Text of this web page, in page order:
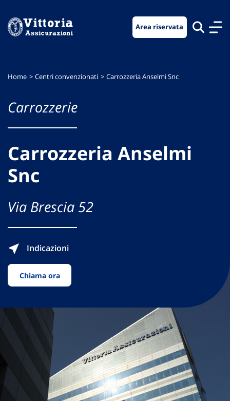
menu
contenuto
footer
Area riservata
Home Centri convenzionati Carrozzeria Anselmi Snc
Carrozzerie
Carrozzeria Anselmi
Snc
Via Brescia 52
Indicazioni
Chiama ora